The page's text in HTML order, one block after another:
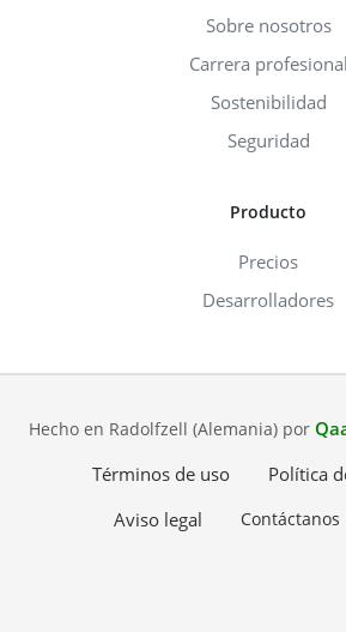
Sobre nosotros
Carrera profesional
Sostenibilidad
Seguridad
Producto
Precios
Desarrolladores
Hecho en Radolfzell (Alemania) por
Términos de uso
Política
Aviso legal
Contáctanos